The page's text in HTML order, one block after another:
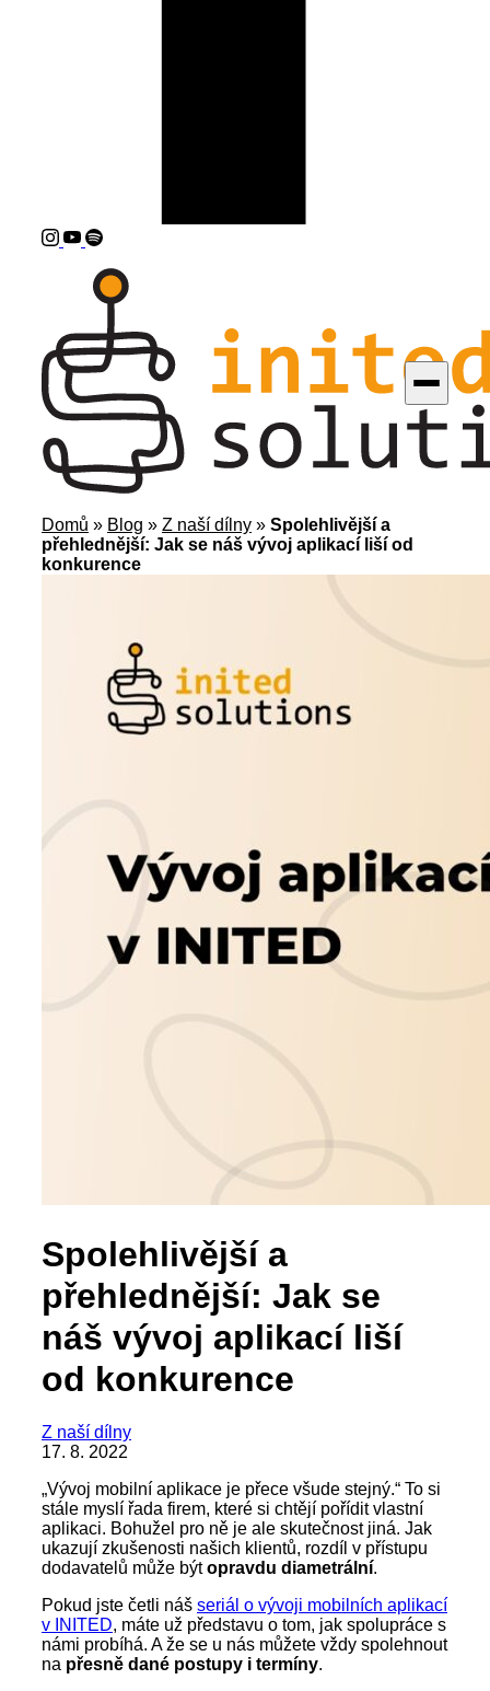
Domů » Blog » Z naší dílny » Spolehlivější a
přehlednější: Jak se náš vývoj aplikací liší od
konkurence
Spolehlivější a
přehlednější: Jak se
náš vývoj aplikací liší
od konkurence
Z naší dílny
17. 8. 2022
„Vývoj mobilní aplikace je přece všude stejný.“ To si
stále myslí řada firem, které si chtějí pořídit vlastní
aplikaci. Bohužel pro ně je ale skutečnost jiná. Jak
ukazují zkušenosti našich klientů, rozdíl v přístupu
dodavatelů může býtopravdu diametrální.
Pokud jste četli náš seriál o vývoji mobilních aplikací
v INITED, máte už představu o tom, jak spolupráce s
námi probíhá. A že se u nás můžete vždy spolehnout
na přesně dané postupy i termíny.